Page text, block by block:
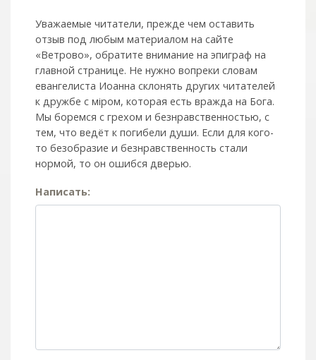
Уважаемые читатели, прежде чем оставить
отзыв под любым материалом на сайте
«Ветрово», обратите внимание на эпиграф на
главной странице. Не нужно вопреки словам
евангелиста Иоанна склонять других читателей
к дружбе с мiром, которая есть вражда на Бога.
Мы боремся с грехом и без­нрав­ствен­ностью, с
тем, что ведёт к погибели души. Если для кого-
то безобразие и безнравственность стали
нормой, то он ошибся дверью.
Написать: